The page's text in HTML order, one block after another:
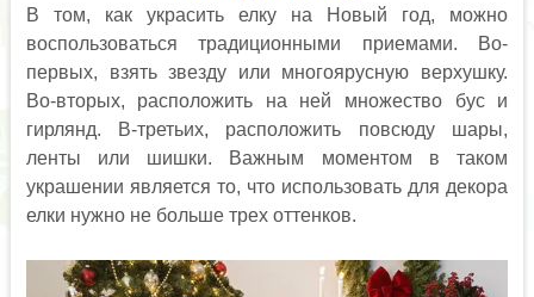
В том, как украсить елку на Новый год, можно
воспользоваться традиционными приемами. Во-
первых, взять звезду или многоярусную верхушку.
Во-вторых, расположить на ней множество бус и
гирлянд. В-третьих, расположить повсюду шары,
ленты или шишки. Важным моментом в таком
украшении является то, что использовать для декора
елки нужно не больше трех оттенков.